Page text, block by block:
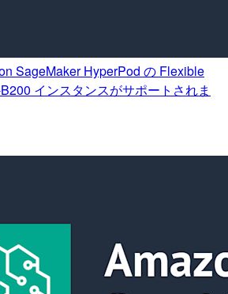
SageMaker HyperPod の Flexible
インスタンスがサポートされま